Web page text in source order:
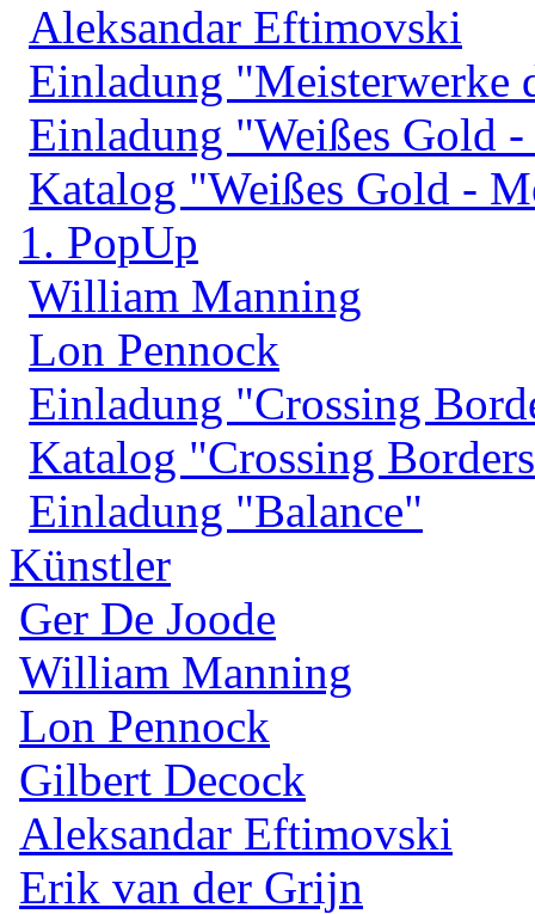
Aleksandar Eftimovski
Einladung "Meisterwerke
Einladung "Weißes Gold
Katalog "Weißes Gold -
1. PopUp
William Manning
Lon Pennock
Einladung "Crossing
Katalog "Crossing
Einladung "Balance"
Künstler
Ger De Joode
William Manning
Lon Pennock
Gilbert Decock
Aleksandar Eftimovski
Erik van der Grijn